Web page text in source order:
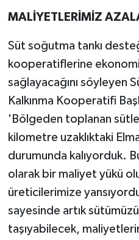
MALİYETLERİMİZ
Süt soğutma tankı
kooperatiflerine
sağlayacağını söyleyen
Kalkınma Kooperatifi
'Bölgeden toplanan
kilometre uzaklıktaki
durumunda kalıyorduk.
olarak bir maliyet yükü
üreticilerimize
sayesinde artık
taşıyabilecek,